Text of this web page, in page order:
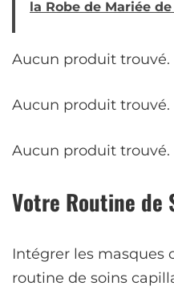
la Robe de Mariée
Aucun produit trouvé.
Aucun produit trouvé.
Aucun produit trouvé.
Votre Routine de
Intégrer les masques
routine de soins